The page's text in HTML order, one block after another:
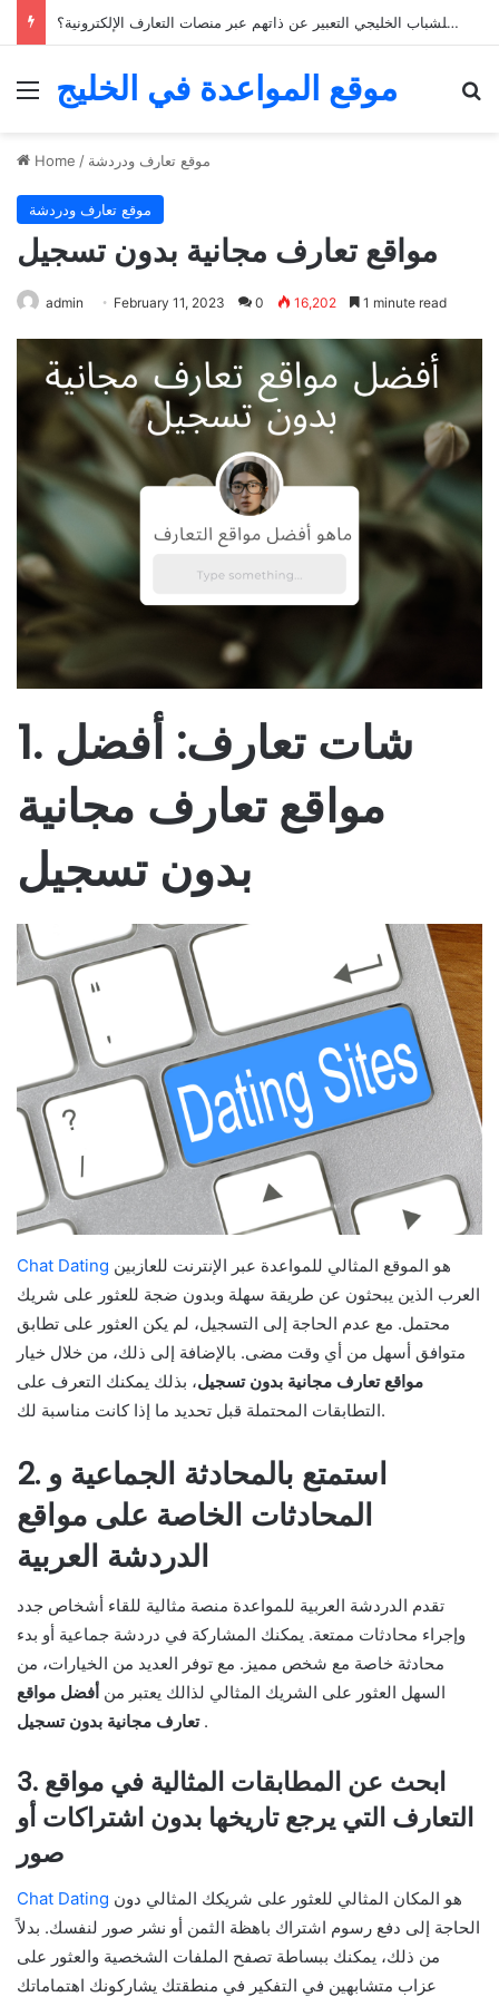
كيف يمكن للشباب الخليجي التعبير عن ذاتهم عبر منصات التعارف الإلكترونية؟
Menu
موقع المواعدة في الخليج
Home / موقع تعارف ودردشة
موقع تعارف ودردشة
مواقع تعارف مجانية بدون تسجيل
admin February 11, 2023 0 16,202 1 minute read
1. شات تعارف: أفضل
مواقع تعارف مجانية
بدون تسجيل
Chat Dating
العرب الذين يبحثون عن طريقة سهلة وبدون ضجة للعثور على شريك
محتمل. مع عدم الحاجة إلى التسجيل، لم يكن العثور على تطابق
متوافق أسهل من أي وقت مضى. بالإضافة إلى ذلك، من خلال خيار
مواقع تعارف مجانية بدون تسجيل، بذلك يمكنك التعرف على
التطابقات المحتملة قبل تحديد ما إذا كانت مناسبة لك.
2. استمتع بالمحادثة الجماعية و
المحادثات الخاصة على مواقع
الدردشة العربية
تقدم الدردشة العربية للمواعدة منصة مثالية للقاء أشخاص جدد
وإجراء محادثات ممتعة. يمكنك المشاركة في دردشة جماعية أو بدء
محادثة خاصة مع شخص مميز. مع توفر العديد من الخيارات، من
السهل العثور على الشريك المثالي لذالك يعتبر من أفضل مواقع
تعارف مجانية بدون تسجيل .
3. ابحث عن المطابقات المثالية في مواقع
التعارف التي يرجع تاريخها بدون اشتراكات أو
صور
Chat Dating
الحاجة إلى دفع رسوم اشتراك باهظة الثمن أو نشر صور لنفسك. بدلاً
من ذلك، يمكنك ببساطة تصفح الملفات الشخصية والعثور على
عزاب متشابهين في التفكير في منطقتك يشاركونك اهتماماتك